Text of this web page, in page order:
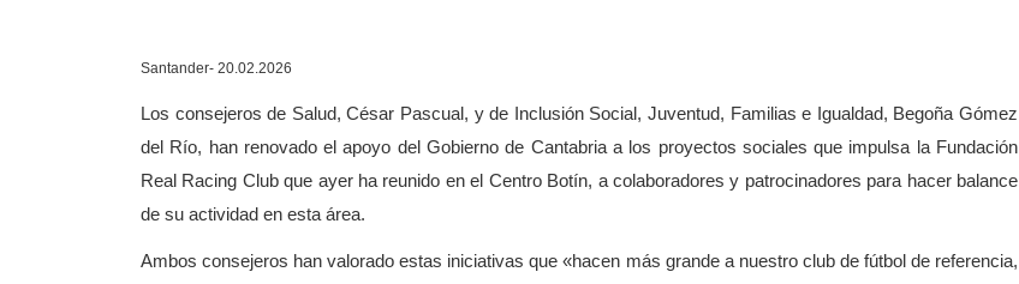
Santander- 20.02.2026
Los consejeros de Salud, César Pascual, y de Inclusión Social, Juventud, Familias e Igualdad, Begoña Gómez
del Río, han renovado el apoyo del Gobierno de Cantabria a los proyectos sociales que impulsa la Fundación
Real Racing Club que ayer ha reunido en el Centro Botín, a colaboradores y patrocinadores para hacer balance
de su actividad en esta área.
Ambos consejeros han valorado estas iniciativas que «hacen más grande a nuestro club de fútbol de referencia,